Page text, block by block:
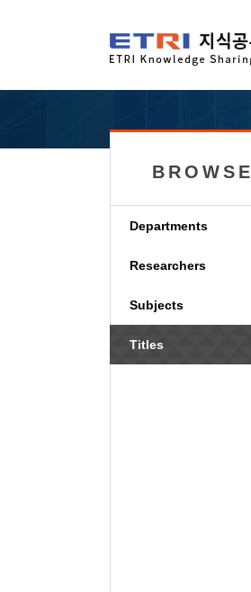
BROWSE
Departments
Researchers
Subjects
Titles